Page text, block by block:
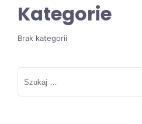
Kategorie
Brak kategorii
Szukaj: